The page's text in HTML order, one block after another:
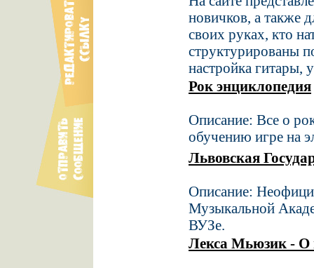
новичков, а также
своих руках, кто
структурированы
настройка гитары,
Рок энциклопедия
Описание: Все о
обучению игре на
Львовская
Описание:
Музыкальной
ВУЗе.
Лекса Мьюзик - О